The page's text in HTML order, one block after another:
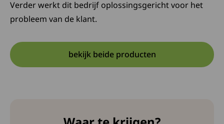
Verder werkt dit bedrijf oplossingsgericht voor het
probleem van de klant.
bekijk beide productenOpent in een nieuwe tab:
Deze link opent in een nieuw